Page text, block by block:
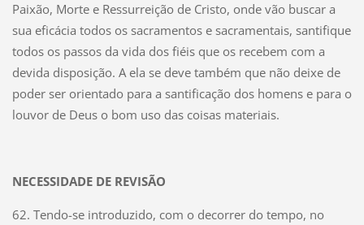
Paixão, Morte e Ressurreição de Cristo, onde vão buscar a
sua eficácia todos os sacramentos e sacramentais, santifique
todos os passos da vida dos fiéis que os recebem com a
devida disposição. A ela se deve também que não deixe de
poder ser orientado para a santificação dos homens e para o
louvor de Deus o bom uso das coisas materiais.
NECESSIDADE DE REVISÃO
62. Tendo-se introduzido, com o decorrer do tempo, no